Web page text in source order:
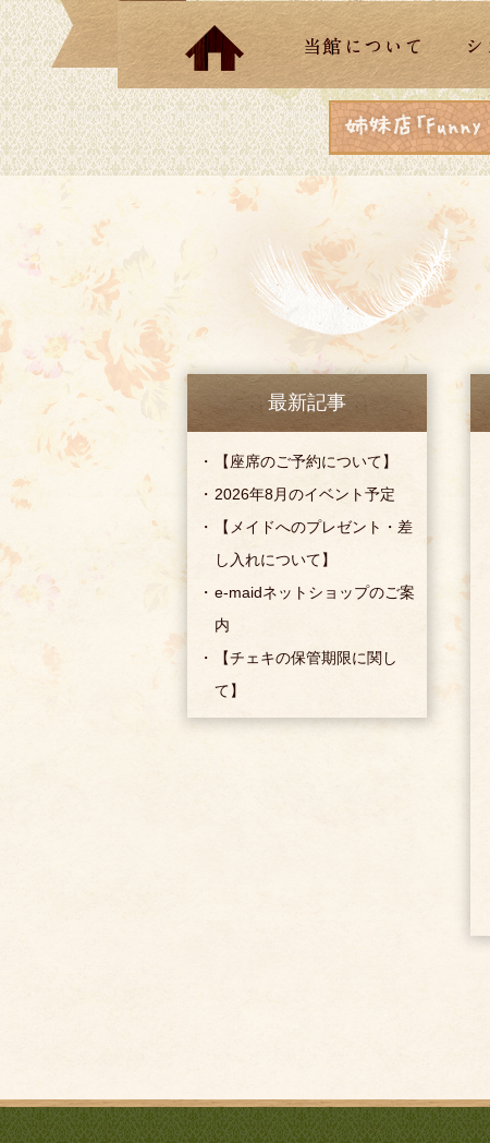
最新記事
【座席のご予約について】
2026年8月のイベント予定
【メイドへのプレゼント・差
し入れについて】
e-maidネットショップのご案
内
【チェキの保管期限に関し
て】